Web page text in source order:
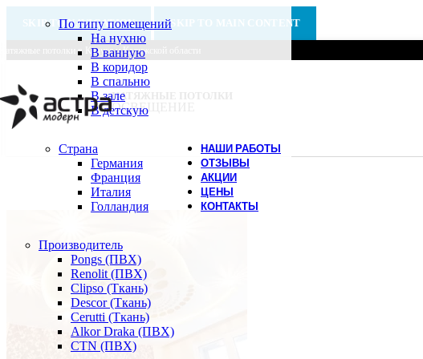
SKIP TO NAVIGATION SKIP TO MAIN CONTENT
потолки в Калуге и Калужской области
НАТЯЖНЫЕ ПОТОЛКИ
ОСВЕЩЕНИЕ
По типу помещений
На нухню
В ванную
В коридор
В спальню
В зале
В детскую
Страна
Германия
Франция
Италия
Голландия
Производитель
Pongs (ПВХ)
Renolit (ПВХ)
Clipso (Ткань)
Descor (Ткань)
Cerutti (Ткань)
Alkor Draka (ПВХ)
CTN (ПВХ)
НАШИ РАБОТЫ
ОТЗЫВЫ
АКЦИИ
ЦЕНЫ
КОНТАКТЫ